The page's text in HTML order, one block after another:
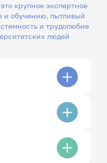
крупное экспертное
и обучению, пытливый
людей